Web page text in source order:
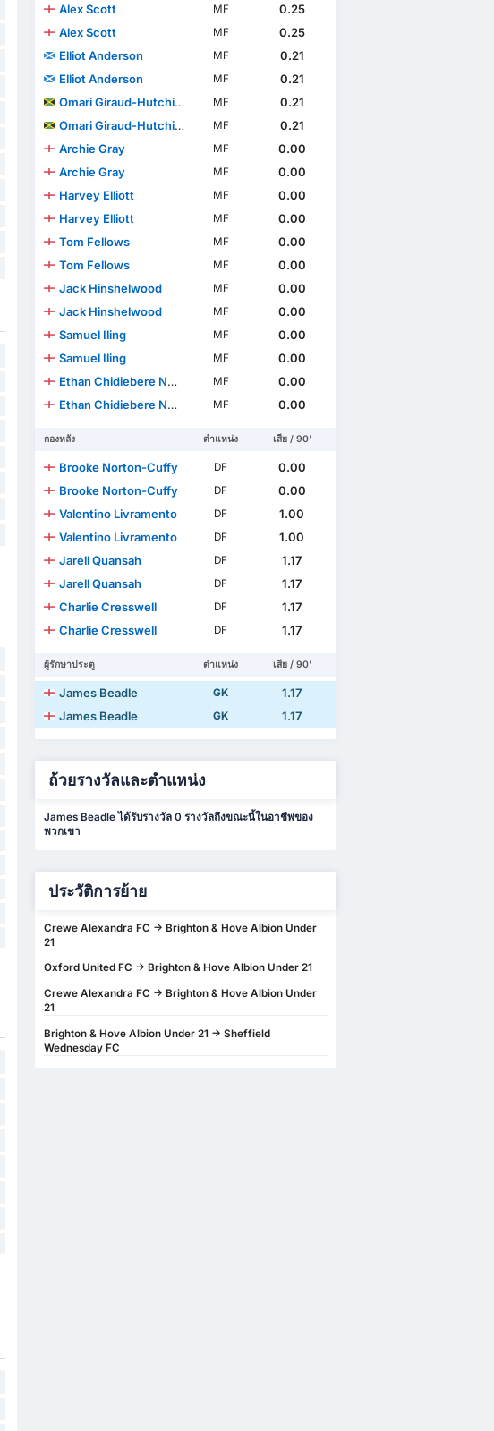
Alex Scott
MF
0.25
Alex Scott
MF
0.25
Elliot Anderson
MF
0.21
Elliot Anderson
MF
0.21
Omari Giraud-Hutchinson
MF
0.21
Omari Giraud-Hutchinson
MF
0.21
Archie Gray
MF
0.00
Archie Gray
MF
0.00
Harvey Elliott
MF
0.00
Harvey Elliott
MF
0.00
Tom Fellows
MF
0.00
Tom Fellows
MF
0.00
Jack Hinshelwood
MF
0.00
Jack Hinshelwood
MF
0.00
Samuel Iling
MF
0.00
Samuel Iling
MF
0.00
Ethan Chidiebere Nwaneri
MF
0.00
Ethan Chidiebere Nwaneri
MF 0.00
กองหลัง ตำแหน่ง เสีย / 90'
Brooke Norton-Cuffy DF
0.00
Brooke Norton-Cuffy
DF
0.00
Valentino Livramento
DF
1.00
Valentino Livramento
DF
1.00
Jarell Quansah
DF
1.17
Jarell Quansah
DF
1.17
Charlie Cresswell
DF
1.17
Charlie Cresswell
DF 1.17
ผู้รักษาประตู ตำแหน่ง เสีย / 90'
James Beadle GK
1.17
James Beadle
GK 1.17
ถ้วยรางวัลและตำแหน่ง
James Beadle ได้รับรางวัล 0 รางวัลถึงขณะนี้ในอาชีพของ
พวกเขา
ประวัติการย้าย
Crewe Alexandra FC -> Brighton & Hove Albion Under
21
Oxford United FC -> Brighton & Hove Albion Under 21
Crewe Alexandra FC -> Brighton & Hove Albion Under
21
Brighton & Hove Albion Under 21 -> Sheffield
Wednesday FC